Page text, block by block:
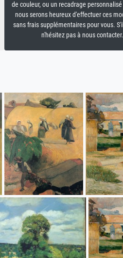
de couleur, ou un recadrage
nous serons heureux d'effectuer ces
sans frais supplémentaires pour vous.
n'hésitez pas à nous contacter.